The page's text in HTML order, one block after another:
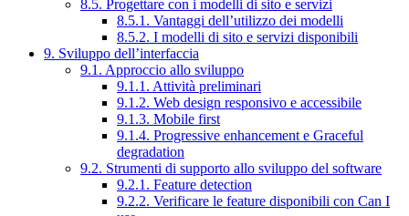
8.5. Progettare con i modelli di sito e servizi
8.5.1. Vantaggi dell’utilizzo dei modelli
8.5.2. I modelli di sito e servizi disponibili
9. Sviluppo dell’interfaccia
9.1. Approccio allo sviluppo
9.1.1. Attività preliminari
9.1.2. Web design responsivo e accessibile
9.1.3. Mobile first
9.1.4. Progressive enhancement e Graceful
degradation
9.2. Strumenti di supporto allo sviluppo del software
9.2.1. Feature detection
9.2.2. Verificare le feature disponibili con Can I